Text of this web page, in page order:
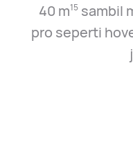
40 m⁠15 sambil
pro seperti